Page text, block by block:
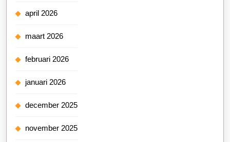
april 2026
maart 2026
februari 2026
januari 2026
december 2025
november 2025